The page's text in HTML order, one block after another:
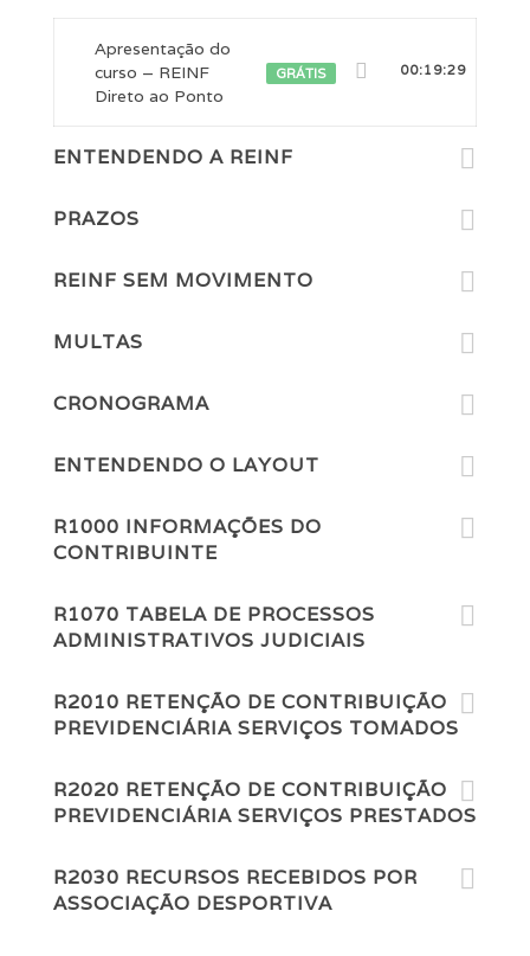
Apresentação do
curso – REINF
Direto ao Ponto
GRÁTIS 00:19:29
ENTENDENDO A REINF
PRAZOS
REINF SEM MOVIMENTO
MULTAS
CRONOGRAMA
ENTENDENDO O LAYOUT
R1000 INFORMAÇÕES DO
CONTRIBUINTE
R1070 TABELA DE PROCESSOS
ADMINISTRATIVOS JUDICIAIS
R2010 RETENÇÃO DE CONTRIBUIÇÃO
PREVIDENCIÁRIA SERVIÇOS TOMADOS
R2020 RETENÇÃO DE CONTRIBUIÇÃO
PREVIDENCIÁRIA SERVIÇOS PRESTADOS
R2030 RECURSOS RECEBIDOS POR
ASSOCIAÇÃO DESPORTIVA